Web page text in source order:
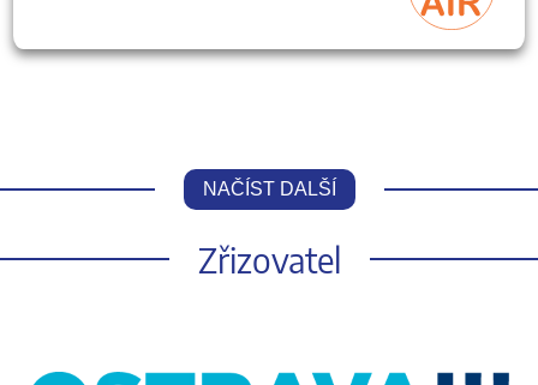
NAČÍST DALŠÍ
Zřizovatel